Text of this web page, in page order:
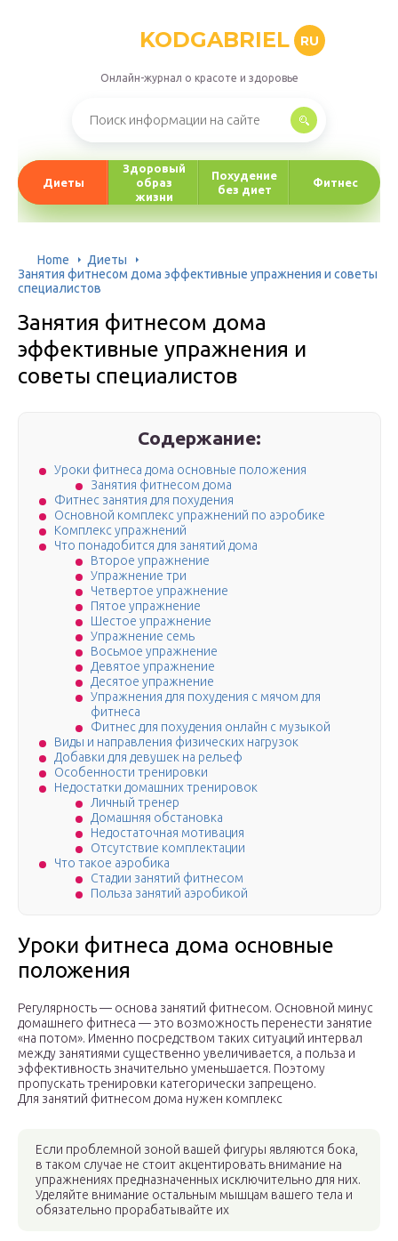
KODGABRIEL RU
Онлайн-журнал о красоте и здоровье
Диеты
Здоровый
образ
жизни
Похудение
без диет
Фитнес
Home
Диеты
Занятия фитнесом дома эффективные упражнения и советы
специалистов
Занятия фитнесом дома
эффективные упражнения и
советы специалистов
Содержание:
Уроки фитнеса дома основные положения
Занятия фитнесом дома
Фитнес занятия для похудения
Основной комплекс упражнений по аэробике
Комплекс упражнений
Что понадобится для занятий дома
Второе упражнение
Упражнение три
Четвертое упражнение
Пятое упражнение
Шестое упражнение
Упражнение семь
Восьмое упражнение
Девятое упражнение
Десятое упражнение
Упражнения для похудения с мячом для
фитнеса
Фитнес для похудения онлайн с музыкой
Виды и направления физических нагрузок
Добавки для девушек на рельеф
Особенности тренировки
Недостатки домашних тренировок
Личный тренер
Домашняя обстановка
Недостаточная мотивация
Отсутствие комплектации
Что такое аэробика
Стадии занятий фитнесом
Польза занятий аэробикой
Уроки фитнеса дома основные
положения
Регулярность — основа занятий фитнесом. Основной минус
домашнего фитнеса — это возможность перенести занятие
«на потом». Именно посредством таких ситуаций интервал
между занятиями существенно увеличивается, а польза и
эффективность значительно уменьшается. Поэтому
пропускать тренировки категорически запрещено.
Для занятий фитнесом дома нужен комплекс
Если проблемной зоной вашей фигуры являются бока,
в таком случае не стоит акцентировать внимание на
упражнениях предназначенных исключительно для них.
Уделяйте внимание остальным мышцам вашего тела и
обязательно прорабатывайте их